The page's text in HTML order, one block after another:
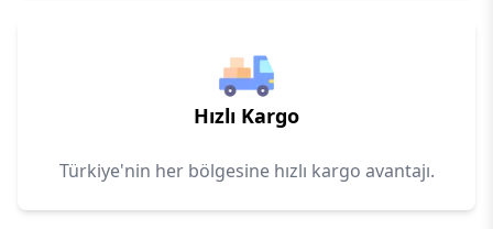
Hızlı Kargo
Türkiye'nin her bölgesine hızlı kargo avantajı.